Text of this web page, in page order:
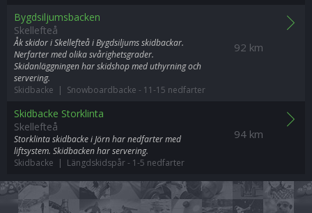
92 km
Bygdsiljumsbacken
Skellefteå
Åk skidor i Skellefteå i Bygdsiljums skidbackar.
Nerfarter med olika svårighetsgrader.
Skidanläggningen har skidshop med uthyrning och
servering.
Skidbacke | Snowboardbacke - 11-15 nedfarter
94 km
Skidbacke Storklinta
Skellefteå
Storklinta skidbacke i Jörn har nedfarter med
liftsystem. Skidbacken har servering.
Skidbacke | Längdskidspår- 1-5 nedfarter